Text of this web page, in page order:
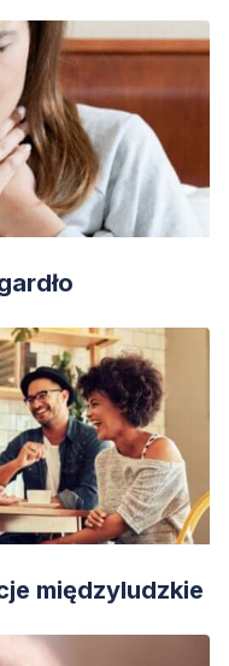
międzyludzkie